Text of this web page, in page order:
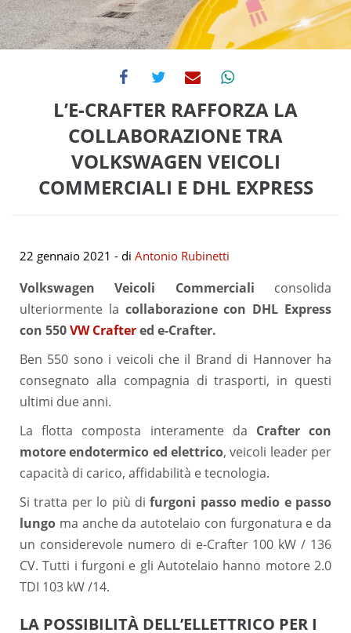
L’E-CRAFTER RAFFORZA LA
COLLABORAZIONE TRA
VOLKSWAGEN VEICOLI
COMMERCIALI E DHL EXPRESS
22 gennaio 2021 - di Antonio Rubinetti
Volkswagen Veicoli Commerciali consolida
ulteriormente la collaborazione con DHL Express
con 550VW Craftered e-Crafter.
Ben 550 sono i veicoli che il Brand di Hannover ha
consegnato alla compagnia di trasporti, in questi
ultimi due anni.
La flotta composta interamente da Crafter con
motore endotermico ed elettrico, veicoli leader per
capacità di carico, affidabilità e tecnologia.
Si tratta per lo più difurgoni passo medio e passo
lungo ma anche da autotelaio con furgonatura e da
un considerevole numero di e-Crafter 100 kW / 136
CV. Tutti i furgoni e gli Autotelaio hanno motore 2.0
TDI 103 kW /14.
LA POSSIBILITÀ DELL’ELLETTRICO PER I